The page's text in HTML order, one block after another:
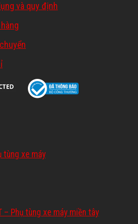
và quy định
tùng xe máy
– Phụ tùng xe máy miền tây